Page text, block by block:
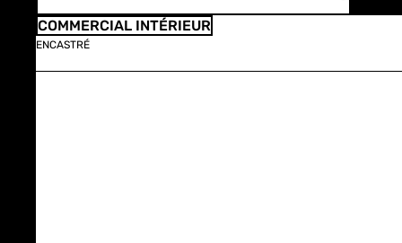
COMMERCIAL INTÉRIEUR
ENCASTRÉ